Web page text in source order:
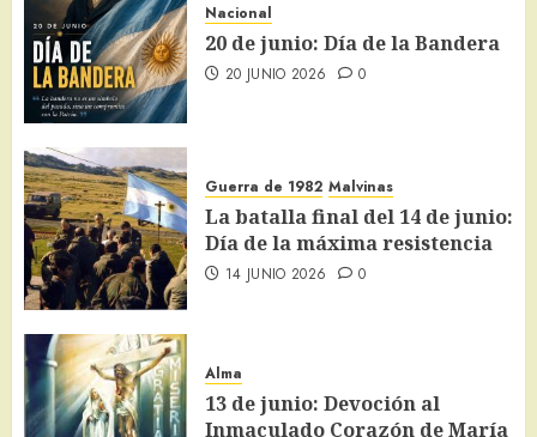
Nacional
20 de junio: Día de la Bandera
20 JUNIO 2026 0
Guerra de 1982 Malvinas
La batalla final del 14 de junio:
Día de la máxima resistencia
14 JUNIO 2026 0
Alma
13 de junio: Devoción al
Inmaculado Corazón de María